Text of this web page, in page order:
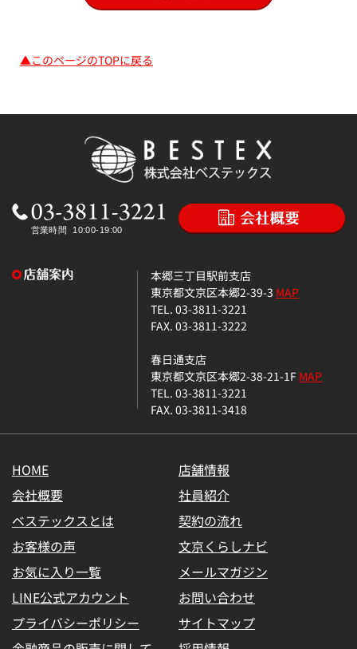
▲このページのTOPに戻る
本郷三丁目駅前支店
東京都文京区本郷2-39-3 MAP
TEL. 03-3811-3221
FAX. 03-3811-3222
春日通支店
東京都文京区本郷2-38-21-1FMAP
TEL. 03-3811-3221
FAX. 03-3811-3418
HOME
店舗情報
会社概要
社員紹介
ベステックスとは
契約の流れ
お客様の声
文京くらしナビ
お気に入り一覧
メールマガジン
LINE公式アカウント
お問い合わせ
プライバシーポリシー
サイトマップ